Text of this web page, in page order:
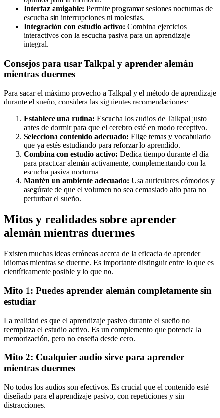
Interfaz amigable: Permite programar sesiones nocturnas de
escucha sin interrupciones ni molestias.
Integración con estudio activo: Combina ejercicios
interactivos con la escucha pasiva para un aprendizaje
integral.
Consejos para usar Talkpal y aprender alemán
mientras duermes
Para sacar el máximo provecho a Talkpal y el método de aprendizaje
durante el sueño, considera las siguientes recomendaciones:
Establece una rutina: Escucha los audios de Talkpal justo
antes de dormir para que el cerebro esté en modo receptivo.
Selecciona contenido adecuado: Elige temas y vocabulario
que ya estés estudiando para reforzar lo aprendido.
Combina con estudio activo: Dedica tiempo durante el día
para practicar alemán activamente, complementando con la
escucha pasiva nocturna.
Mantén un ambiente adecuado: Usa auriculares cómodos y
asegúrate de que el volumen no sea demasiado alto para no
perturbar el sueño.
Mitos y realidades sobre aprender
alemán mientras duermes
Existen muchas ideas erróneas acerca de la eficacia de aprender
idiomas mientras se duerme. Es importante distinguir entre lo que es
científicamente posible y lo que no.
Mito 1: Puedes aprender alemán completamente sin
estudiar
La realidad es que el aprendizaje pasivo durante el sueño no
reemplaza el estudio activo. Es un complemento que potencia la
memorización, pero no enseña desde cero.
Mito 2: Cualquier audio sirve para aprender
mientras duermes
No todos los audios son efectivos. Es crucial que el contenido esté
diseñado para el aprendizaje pasivo, con repeticiones y sin
distracciones.